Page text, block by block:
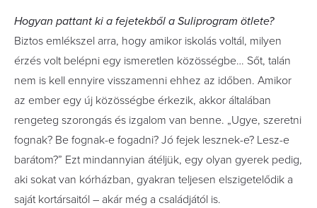
Hogyan pattant ki a fejetekből a Suliprogram ötlete?
Biztos emlékszel arra, hogy amikor iskolás voltál, milyen
érzés volt belépni egy ismeretlen közösségbe… Sőt, talán
nem is kell ennyire visszamenni ehhez az időben. Amikor
az ember egy új közösségbe érkezik, akkor általában
rengeteg szorongás és izgalom van benne. „Ugye, szeretni
fognak? Be fognak-e fogadni? Jó fejek lesznek-e? Lesz-e
barátom?” Ezt mindannyian átéljük, egy olyan gyerek pedig,
aki sokat van kórházban, gyakran teljesen elszigetelődik a
saját kortársaitól – akár még a családjától is.